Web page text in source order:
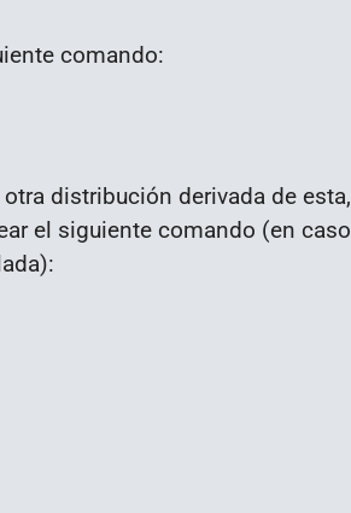
comando:
distribución derivada de esta,
el siguiente comando (en caso